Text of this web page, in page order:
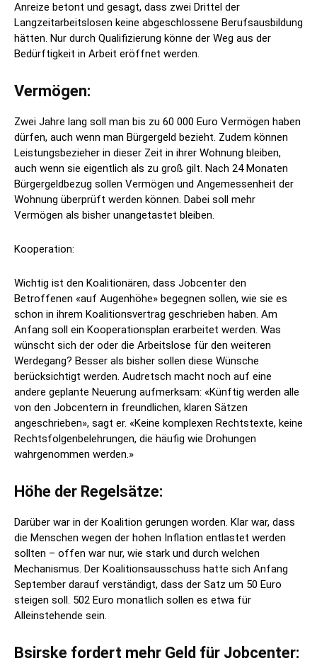
Anreize betont und gesagt, dass zwei Drittel der
Langzeitarbeitslosen keine abgeschlossene Berufsausbildung
hätten. Nur durch Qualifizierung könne der Weg aus der
Bedürftigkeit in Arbeit eröffnet werden.
Vermögen:
Zwei Jahre lang soll man bis zu 60 000 Euro Vermögen haben
dürfen, auch wenn man Bürgergeld bezieht. Zudem können
Leistungsbezieher in dieser Zeit in ihrer Wohnung bleiben,
auch wenn sie eigentlich als zu groß gilt. Nach 24 Monaten
Bürgergeldbezug sollen Vermögen und Angemessenheit der
Wohnung überprüft werden können. Dabei soll mehr
Vermögen als bisher unangetastet bleiben.
Kooperation:
Wichtig ist den Koalitionären, dass Jobcenter den
Betroffenen «auf Augenhöhe» begegnen sollen, wie sie es
schon in ihrem Koalitionsvertrag geschrieben haben. Am
Anfang soll ein Kooperationsplan erarbeitet werden. Was
wünscht sich der oder die Arbeitslose für den weiteren
Werdegang? Besser als bisher sollen diese Wünsche
berücksichtigt werden. Audretsch macht noch auf eine
andere geplante Neuerung aufmerksam: «Künftig werden alle
von den Jobcentern in freundlichen, klaren Sätzen
angeschrieben», sagt er. «Keine komplexen Rechtstexte, keine
Rechtsfolgenbelehrungen, die häufig wie Drohungen
wahrgenommen werden.»
Höhe der Regelsätze:
Darüber war in der Koalition gerungen worden. Klar war, dass
die Menschen wegen der hohen Inflation entlastet werden
sollten – offen war nur, wie stark und durch welchen
Mechanismus. Der Koalitionsausschuss hatte sich Anfang
September darauf verständigt, dass der Satz um 50 Euro
steigen soll. 502 Euro monatlich sollen es etwa für
Alleinstehende sein.
Bsirske fordert mehr Geld für Jobcenter: